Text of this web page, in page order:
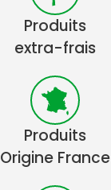
Produits
extra-frais
Produits
Origine France